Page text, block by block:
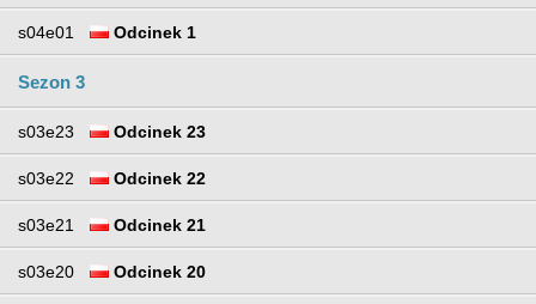
s04e01 Odcinek 1
Sezon 3
s03e23 Odcinek 23
s03e22 Odcinek 22
s03e21 Odcinek 21
s03e20 Odcinek 20